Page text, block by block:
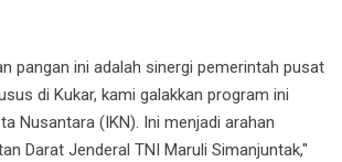
pangan ini adalah sinergi pemerintah pusat
di Kukar, kami galakkan program ini
Nusantara (IKN). Ini menjadi arahan
Darat Jenderal TNI Maruli Simanjuntak,"